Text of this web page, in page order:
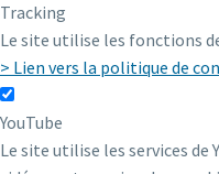
Tracking
Le site utilise les fonctions
> Lien vers la politique de
YouTube
Le site utilise les services de